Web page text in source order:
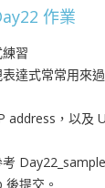
作業
習
達式常常用來
address，以及
提交。